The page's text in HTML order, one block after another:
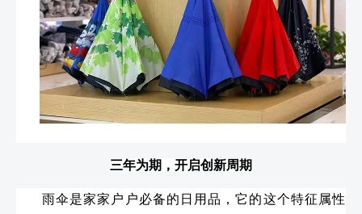
三年为期，开启创新周期
雨伞是家家户户必备的日用品，它的这个特征属性